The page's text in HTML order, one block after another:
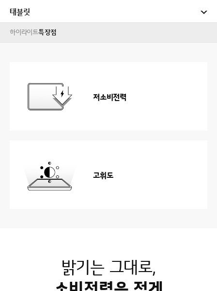
태블릿
하이라이트특장점
저소비전력
고휘도
밝기는 그대로,